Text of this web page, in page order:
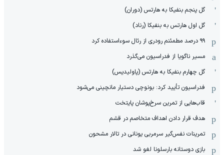
گل پنجم بنفیکا به هارتس (دوران)
گل اول هارتس به بنفیکا (رناد)
۹۹ درصد مطمئنم رودری از رئال سوءاستفاده کرد
مسیر ناگویا از فدراسیون می‌گذرد
گل چهارم بنفیکا به هارتس (پاولیدیس)
فدراسیون تأیید کرد: بونوچی دستیار مانچینی می‌شود
قاب‌هایی از تمرین سرخ‌پوشان پایتخت
هدف قرار دادن اهداف متخاصم در قشم
‏تمرینات نفس‌گیر سرمربی یونانی در تالار مشحون
بازی دوستانه بارسلونا لغو شد